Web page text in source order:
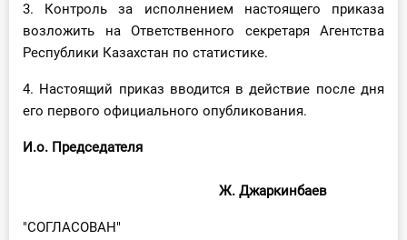
Тестирование для
бухгалтера
3. Контроль за исполнением настоящего приказа
возложить на Ответственного секретаря Агентства
Республики Казахстан по статистике.
4. Настоящий приказ вводится в действие после дня
его первого официального опубликования.
И.о. Пред­се­да­те­ля
Ж. Джар­кин­ба­ев
"СОГЛАСОВАН"